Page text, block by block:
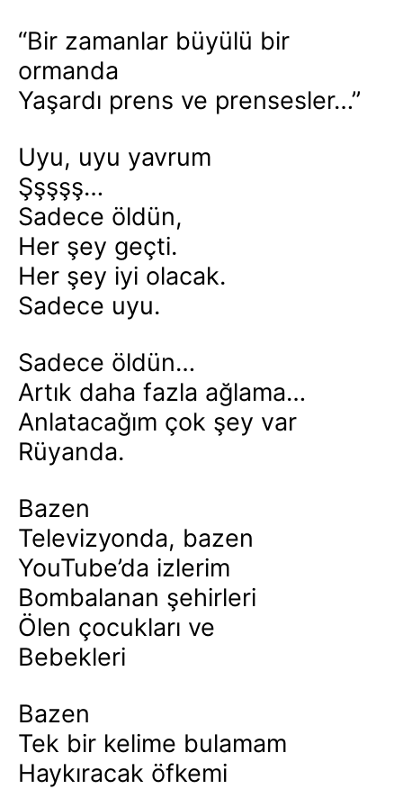
“Bir zamanlar büyülü bir
ormanda
Yaşardı prens ve prensesler…”
Uyu, uyu yavrum
Şşşşş…
Sadece öldün,
Her şey geçti.
Her şey iyi olacak.
Sadece uyu.
Sadece öldün…
Artık daha fazla ağlama…
Anlatacağım çok şey var
Rüyanda.
Bazen
Televizyonda, bazen
YouTube’da izlerim
Bombalanan şehirleri
Ölen çocukları ve
Bebekleri
Bazen
Tek bir kelime bulamam
Haykıracak öfkemi